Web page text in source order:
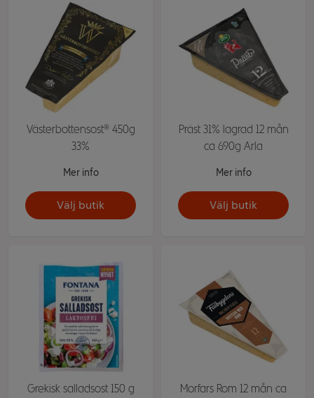
Västerbottensost® 450g
33%
Mer info
Välj butik
Präst 31% lagrad 12 mån
ca 690g Arla
Mer info
Välj butik
Grekisk salladsost 150 g
Morfars Rom 12 mån ca